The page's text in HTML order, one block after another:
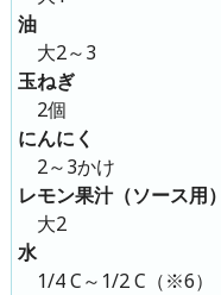
油
大2～3
玉ねぎ
2個
にんにく
2～3かけ
レモン果汁（ソース用）
大2
水
1/4 C～1/2 C（※6）